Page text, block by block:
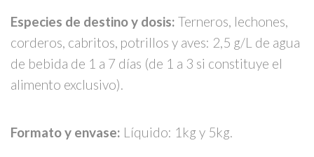
Especies de destino y dosis: Terneros, lechones,
corderos, cabritos, potrillos y aves: 2,5 g/L de agua
de bebida de 1 a 7 días (de 1 a 3 si constituye el
alimento exclusivo).
Formato y envase: Líquido: 1kg y 5kg.